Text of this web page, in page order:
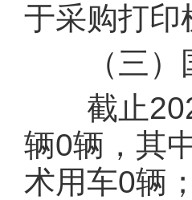
于采购打印
（三）国
截止2025
辆0辆，其
术用车0辆